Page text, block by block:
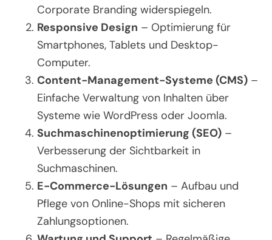
Corporate Branding widerspiegeln.
Responsive Design – Optimierung für
Smartphones, Tablets und Desktop-
Computer.
Content-Management-Systeme (CMS) –
Einfache Verwaltung von Inhalten über
Systeme wie WordPress oder Joomla.
Suchmaschinenoptimierung (SEO) –
Verbesserung der Sichtbarkeit in
Suchmaschinen.
E-Commerce-Lösungen – Aufbau und
Pflege von Online-Shops mit sicheren
Zahlungsoptionen.